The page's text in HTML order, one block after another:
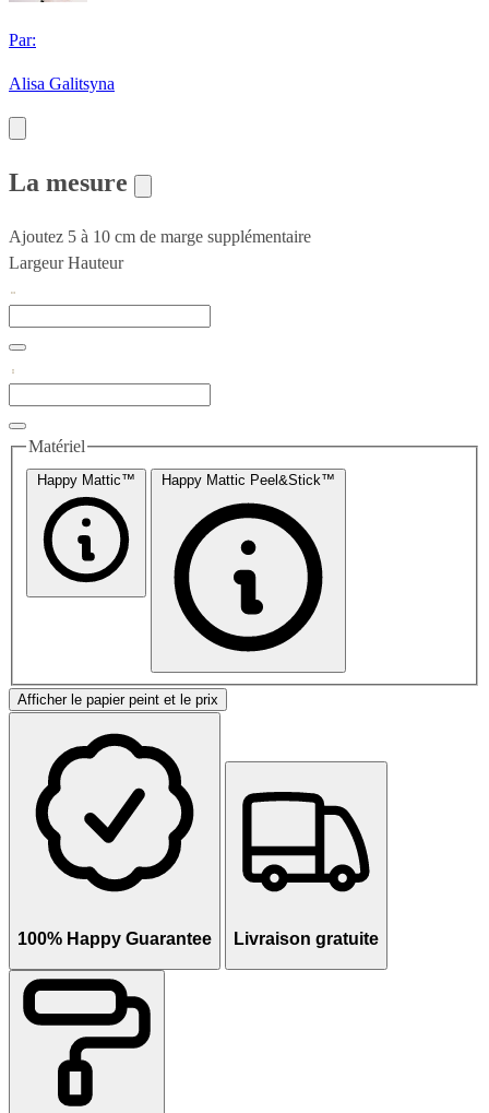
Par:
Alisa Galitsyna
La mesure
Ajoutez 5 à 10 cm de marge supplémentaire
Largeur Hauteur
Matériel
Happy Mattic™ Happy Mattic Peel&Stick™
Afficher le papier peint et le prix
100% Happy Guarantee Livraison gratuite